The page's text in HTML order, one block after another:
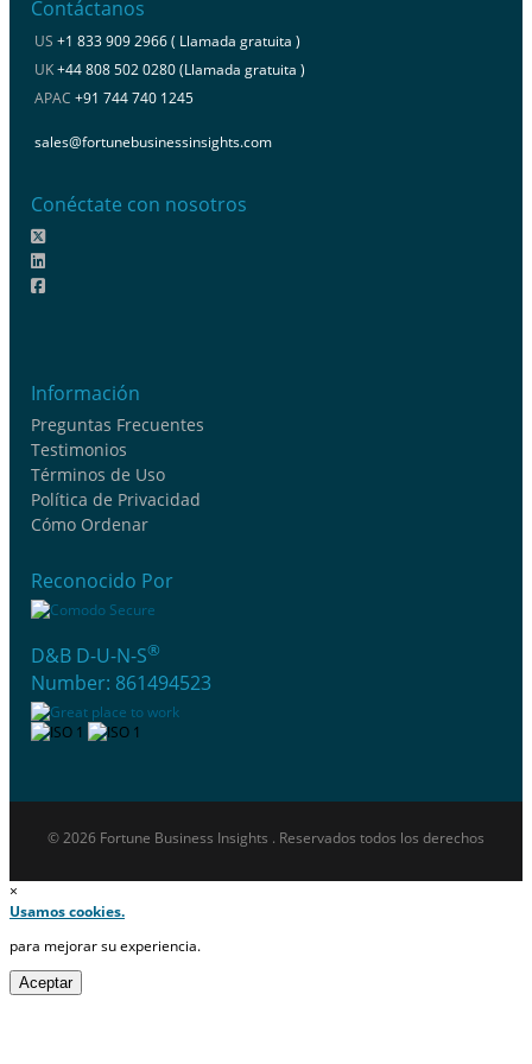
Contáctanos
US +1 833 909 2966 ( Llamada gratuita )
UK+44 808 502 0280 (Llamada gratuita )
APAC +91 744 740 1245
sales@fortunebusinessinsights.com
Conéctate con nosotros
Información
Preguntas Frecuentes
Testimonios
Términos de Uso
Política de Privacidad
Cómo Ordenar
Reconocido Por
D&B D-U-N-S®
Number: 861494523
© 2026 Fortune Business Insights . Reservados todos los derechos
×
Usamos cookies.
para mejorar su experiencia.
Aceptar